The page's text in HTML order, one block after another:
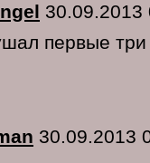
30.09.2013
первые
30.09.2013